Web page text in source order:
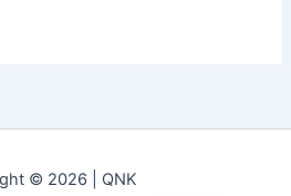
© 2026 | QNK